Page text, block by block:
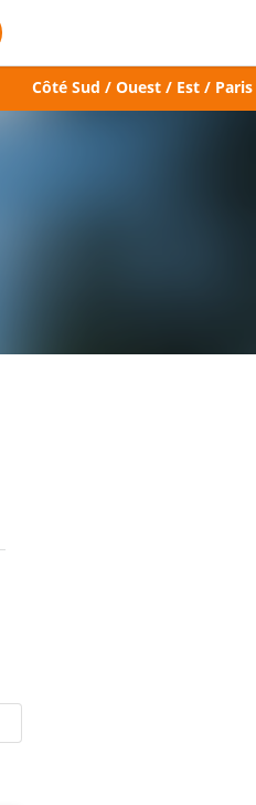
Côté Sud / Ouest / Est / Paris